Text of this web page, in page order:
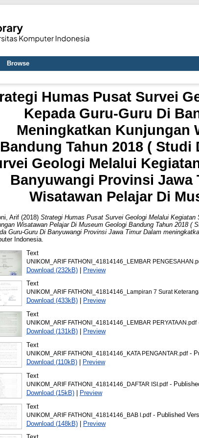
Browse
Humas Pusat Survei
Kepada Guru-Guru Di
Meningkatkan Kunjungan
Bandung Tahun 2018 (
Geologi Melalui
Banyuwangi Provinsi
Wisatawan Pelajar Di
Arif (2018) Strategi Humas Pusat Survei Geologi Melalui
Wisatawan Pelajar Di Museum Geologi Bandung Tahun 2018
Guru-Guru Di Banyuwangi Provinsi Jawa Timur Dalam
Indonesia.
Text
UNIKOM_ARIF FATHONI_41814146_LEMBAR
Download (232kB)| Preview
Text
UNIKOM_ARIF FATHONI_41814146_Lampiran 7 Surat
Download (433kB)|
Preview
Text
UNIKOM_ARIF FATHONI_41814146_LEMBAR PERYATAAN.pdf
Download (131kB)|
Preview
Text
UNIKOM_ARIF FATHONI_41814146_KATA PENGANTAR.pdf-
Download (110kB)|
Preview
Text
UNIKOM_ARIF FATHONI_41814146_DAFTAR ISI.pdf-
Download (15kB)|
Preview
Text
UNIKOM_ARIF FATHONI_41814146_BAB l.pdf- Published
Download (148kB)| Preview